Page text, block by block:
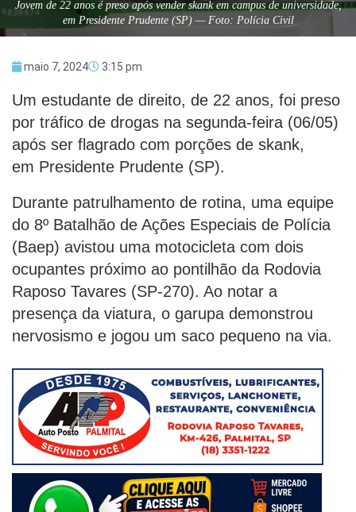
Jovem de 22 anos é preso após vender skank em campus de universidade,
em Presidente Prudente (SP) — Foto: Polícia Civil
maio 7, 2024 3:15 pm
Um estudante de direito, de 22 anos, foi preso
por tráfico de drogas na segunda-feira (06/05)
após ser flagrado com porções de skank,
em Presidente Prudente (SP).
Durante patrulhamento de rotina, uma equipe
do 8º Batalhão de Ações Especiais de Polícia
(Baep) avistou uma motocicleta com dois
ocupantes próximo ao pontilhão da Rodovia
Raposo Tavares (SP-270). Ao notar a
presença da viatura, o garupa demonstrou
nervosismo e jogou um saco pequeno na via.